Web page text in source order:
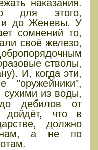
наказания.
для этого,
и до Женевы. У
сомнений то,
своё железо,
стволы,
И, когда эти,
сухими из воды,
дебилов от
дойдёт, что в
должно
а не по